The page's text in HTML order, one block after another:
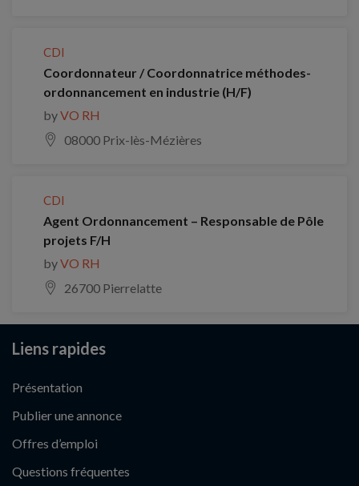
CDI
Coordonnateur / Coordonnatrice méthodes-
ordonnancement en industrie (H/F)
byVO RH
08000 Prix-lès-Mézières
CDI
Agent Ordonnancement – Responsable de Pôle
projets F/H
byVO RH
26700 Pierrelatte
Liens rapides
Présentation
Publier une annonce
Offres d’emploi
Questions fréquentes